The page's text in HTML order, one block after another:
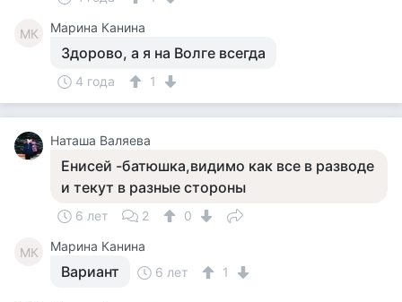
МК Марина Канина
Здорово, а я на Волге всегда
4 года 1
Наташа Валяева
Енисей -батюшка,видимо как все в разводе
и текут в разные стороны
6 лет 2 0
МК Марина Канина
Вариант 6 лет 1